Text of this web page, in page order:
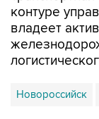
контуре
владеет
Новороссийск